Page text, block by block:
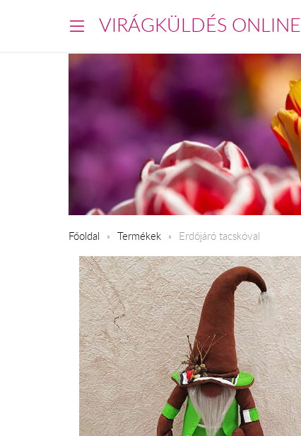
VIRÁGKÜLDÉS ONLINE
Főoldal Termékek Erdőjáró tacskóval